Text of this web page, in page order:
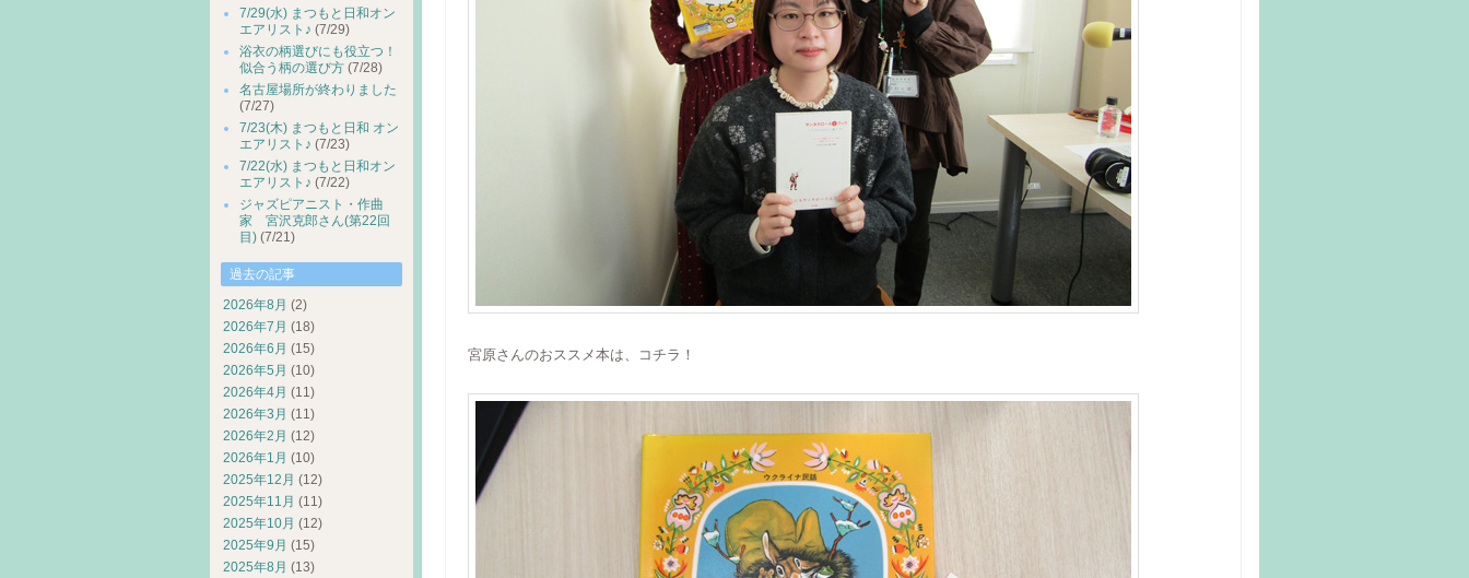
宮原さんのおススメ本は、コチラ！
7/29(水) まつもと日和オン
エアリスト♪ (7/29)
浴衣の柄選びにも役立つ！
似合う柄の選び方 (7/28)
名古屋場所が終わりました
(7/27)
7/23(木) まつもと日和 オン
エアリスト♪ (7/23)
7/22(水) まつもと日和オン
エアリスト♪ (7/22)
ジャズピアニスト・作曲
家 宮沢克郎さん(第22回
目) (7/21)
過去の記事
2026年8月 (2)
2026年7月 (18)
2026年6月 (15)
2026年5月 (10)
2026年4月 (11)
2026年3月 (11)
2026年2月 (12)
2026年1月 (10)
2025年12月 (12)
2025年11月 (11)
2025年10月 (12)
2025年9月 (15)
2025年8月 (13)